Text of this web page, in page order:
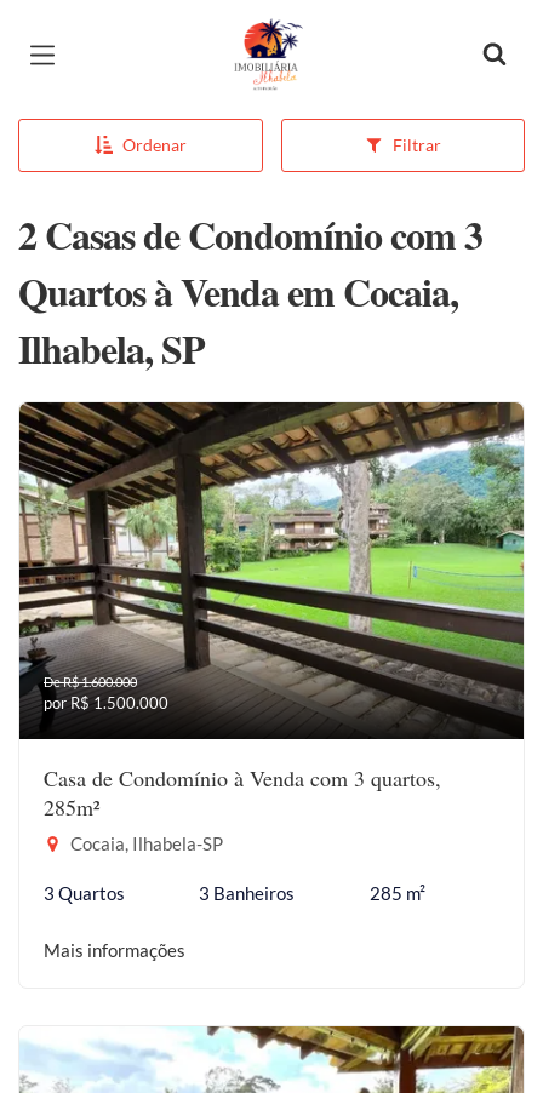
Página inicial
Ordenar Filtrar
2 Casas de Condomínio com 3
Quartos à Venda em Cocaia,
Ilhabela, SP
De R$ 1.600.000
por R$ 1.500.000
Casa de Condomínio à Venda com 3 quartos,
285m²
Cocaia, Ilhabela-SP
3 Quartos 3 Banheiros 285 m²
Mais informações